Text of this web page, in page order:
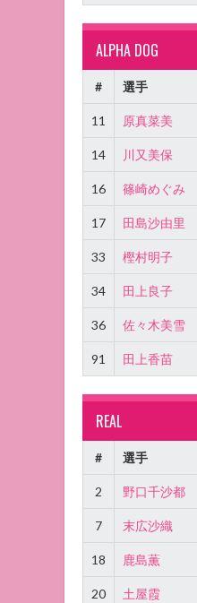
ALPHA DOG
# 選手
11 原真菜美
14 川又美保
16 篠崎めぐみ
17 田島沙由里
33 樫村明子
34 田上良子
36 佐々木美雪
91 田上香苗
REAL
# 選手
2 野口千沙都
7 末広沙織
18 鹿島薫
20 土屋霞